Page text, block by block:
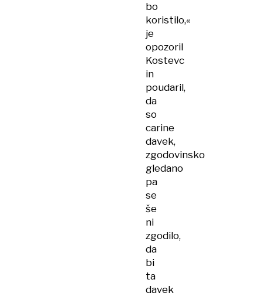
bo
koristilo,«
je
opozoril
Kostevc
in
poudaril,
da
so
carine
davek,
zgodovinsko
gledano
pa
se
še
ni
zgodilo,
da
bi
ta
davek